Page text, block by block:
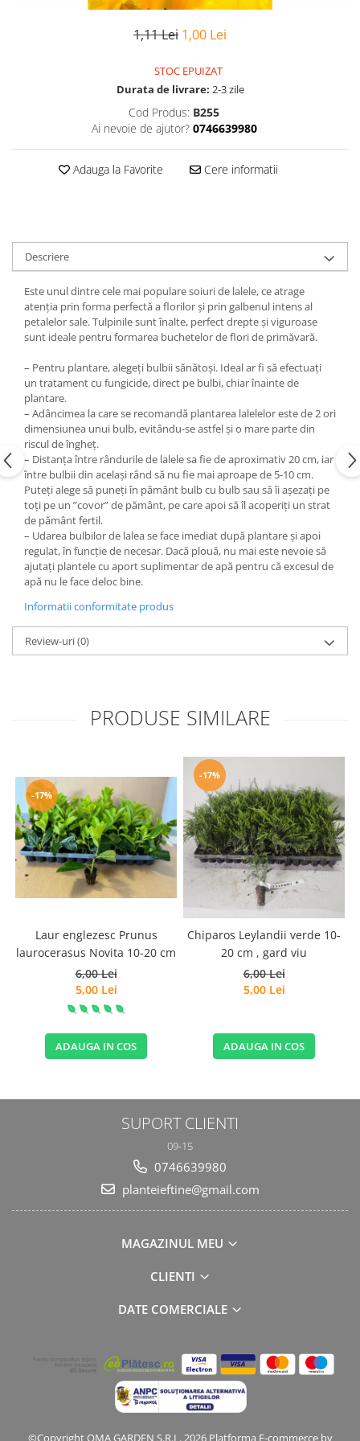
1,11 Lei 1,00 Lei
STOC EPUIZAT
Durata de livrare: 2-3 zile
Cod Produs: B255
Ai nevoie de ajutor? 0746639980
Adauga la Favorite Cere informatii
Descriere
Este unul dintre cele mai populare soiuri de lalele, ce atrage
atenția prin forma perfectă a florilor și prin galbenul intens al
petalelor sale. Tulpinile sunt înalte, perfect drepte și viguroase
sunt ideale pentru formarea buchetelor de flori de primăvară.
– Pentru plantare, alegeți bulbii sănătoși. Ideal ar fi să efectuați
un tratament cu fungicide, direct pe bulbi, chiar înainte de
plantare.
– Adâncimea la care se recomandă plantarea lalelelor este de 2 ori
dimensiunea unui bulb, evitându-se astfel și o mare parte din
riscul de îngheț.
– Distanța între rândurile de lalele sa fie de aproximativ 20 cm, iar
între bulbii din același rând să nu fie mai aproape de 5-10 cm.
Puteți alege să puneți în pământ bulb cu bulb sau să îi așezați pe
toți pe un ”covor” de pământ, pe care apoi să îl acoperiți un strat
de pământ fertil.
– Udarea bulbilor de lalea se face imediat după plantare și apoi
regulat, în funcție de necesar. Dacă plouă, nu mai este nevoie să
ajutați plantele cu aport suplimentar de apă pentru că excesul de
apă nu le face deloc bine.
Informatii conformitate produs
Review-uri(0)
PRODUSE SIMILARE
-17%
Laur englezesc Prunus
laurocerasus Novita 10-20 cm
6,00 Lei
5,00 Lei
ADAUGA IN COS
-17%
Chiparos Leylandii verde 10-
20 cm , gard viu
6,00 Lei
5,00 Lei
ADAUGA IN COS
SUPORT CLIENTI
09-15
0746639980
planteieftine@gmail.com
MAGAZINUL MEU
CLIENTI
DATE COMERCIALE
©Copyright OMA GARDEN S.R.L. 2026 Platforma E-commerce by